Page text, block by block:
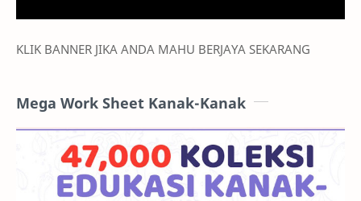
KLIK BANNER JIKA ANDA MAHU BERJAYA SEKARANG
Mega Work Sheet Kanak-Kanak